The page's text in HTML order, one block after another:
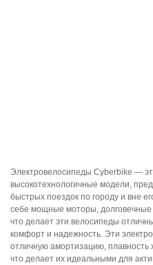
Электровелосипеды Cyberbike —
высокотехнологичные модели,
быстрых поездок по городу и вне
себе мощные моторы, долговечные
что делает эти велосипеды
комфорт и надежность. Эти
отличную амортизацию, плавность
что делает их идеальными для